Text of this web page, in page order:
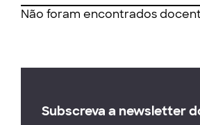
Não foram encontrados
Subscreva a newsletter